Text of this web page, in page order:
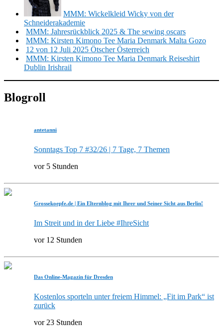
MMM: Wickelkleid Wicky von der
Schneiderakademie
MMM: Jahresrückblick 2025 & The sewing oscars
MMM: Kirsten Kimono Tee Maria Denmark Malta Gozo
12 von 12 Juli 2025 Ötscher Österreich
MMM: Kirsten Kimono Tee Maria Denmark Reiseshirt
Dublin Irishrail
Blogroll
antetanni
Sonntags Top 7 #32/26 | 7 Tage, 7 Themen
vor 5 Stunden
Grossekoepfe.de | Ein Elternblog mit Ihrer und Seiner Sicht aus Berlin!
Im Streit und in der Liebe #IhreSicht
vor 12 Stunden
Das Online-Magazin für Dresden
Kostenlos sporteln unter freiem Himmel: „Fit im Park“ ist
zurück
vor 23 Stunden